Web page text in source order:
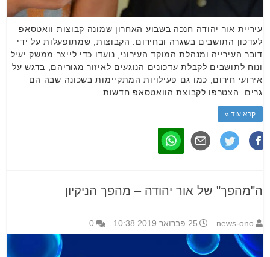
עיריית אור יהודה חנכה בשבוע האחרון שמונה קבוצות וואטסאפ
לעדכון התושבים בשגרה ובחירום. הקבוצות, שמתופעלות על ידי
דובר העירייה ומנהלת המוקד העירוני, נועדו כדי לייצר ממשק יעיל
ונוח לתושבים לקבלת עדכונים הנוגעים לאיזור מגוריהם, בדגש על
אירועי חירום, כמו גם פעילויות המתקיימות בשכונה שבה הם
גרים. הצטרפו לקבוצת הוואטסאפ חדשות …
קרא עוד »
ה"מהפך" של אור יהודה – מהפך הניקיון
news-ono 25 פברואר 2019 10:38 0